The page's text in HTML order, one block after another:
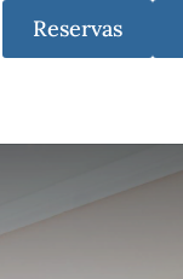
Reservas